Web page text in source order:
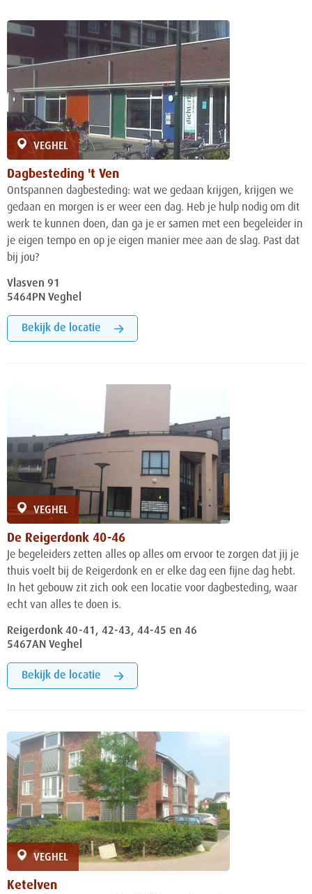
VEGHEL
Dagbesteding 't Ven
Ontspannen dagbesteding: wat we gedaan krijgen, krijgen we
gedaan en morgen is er weer een dag. Heb je hulp nodig om dit
werk te kunnen doen, dan ga je er samen met een begeleider in
je eigen tempo en op je eigen manier mee aan de slag. Past dat
bij jou?
Vlasven 91
5464PN Veghel
Bekijk de locatie
VEGHEL
De Reigerdonk 40-46
Je begeleiders zetten alles op alles om ervoor te zorgen dat jij je
thuis voelt bij de Reigerdonk en er elke dag een fijne dag hebt.
In het gebouw zit zich ook een locatie voor dagbesteding, waar
echt van alles te doen is.
Reigerdonk 40-41, 42-43, 44-45 en 46
5467AN Veghel
Bekijk de locatie
VEGHEL
Ketelven